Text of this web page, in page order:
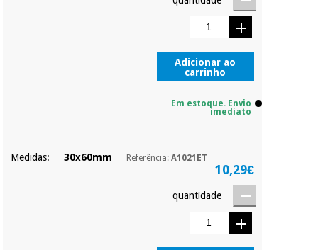
Adicionar ao
carrinho
Em estoque. Envio
imediato
Medidas: 30x60mm Referência:A1021ET
10,29€
quantidade